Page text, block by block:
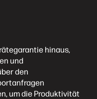
hinaus,
und
den
um die Produktivität